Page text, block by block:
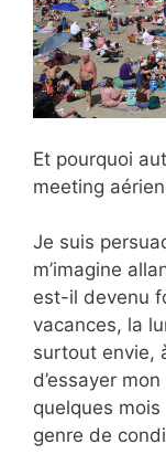
Et pourquoi
meeting
Je suis
m’imagine
est-il devenu
vacances, la
surtout envie,
d’essayer
quelques
genre de